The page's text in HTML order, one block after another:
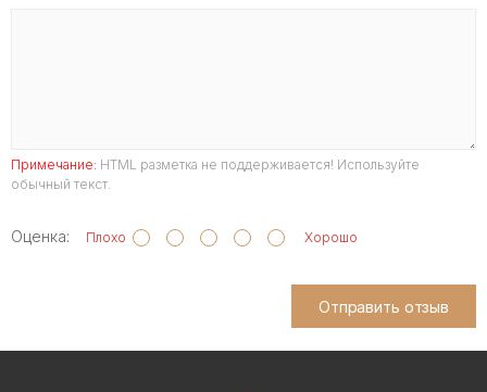
Примечание: HTML разметка не поддерживается! Используйте
обычный текст.
Оценка: Плохо Хорошо
Отправить отзыв